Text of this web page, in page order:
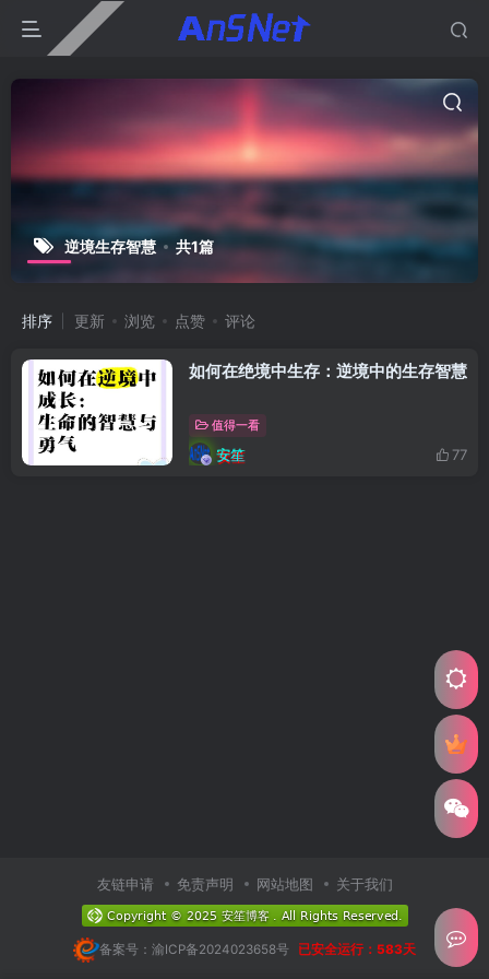
逆境生存智慧 共1篇
排序 更新 浏览 点赞 评论
如何在绝境中生存：逆境中的生存智慧
值得一看
安笙 77
友链申请 免责声明 网站地图 关于我们
备案号：渝ICP备2024023658号 已安全运行：583天